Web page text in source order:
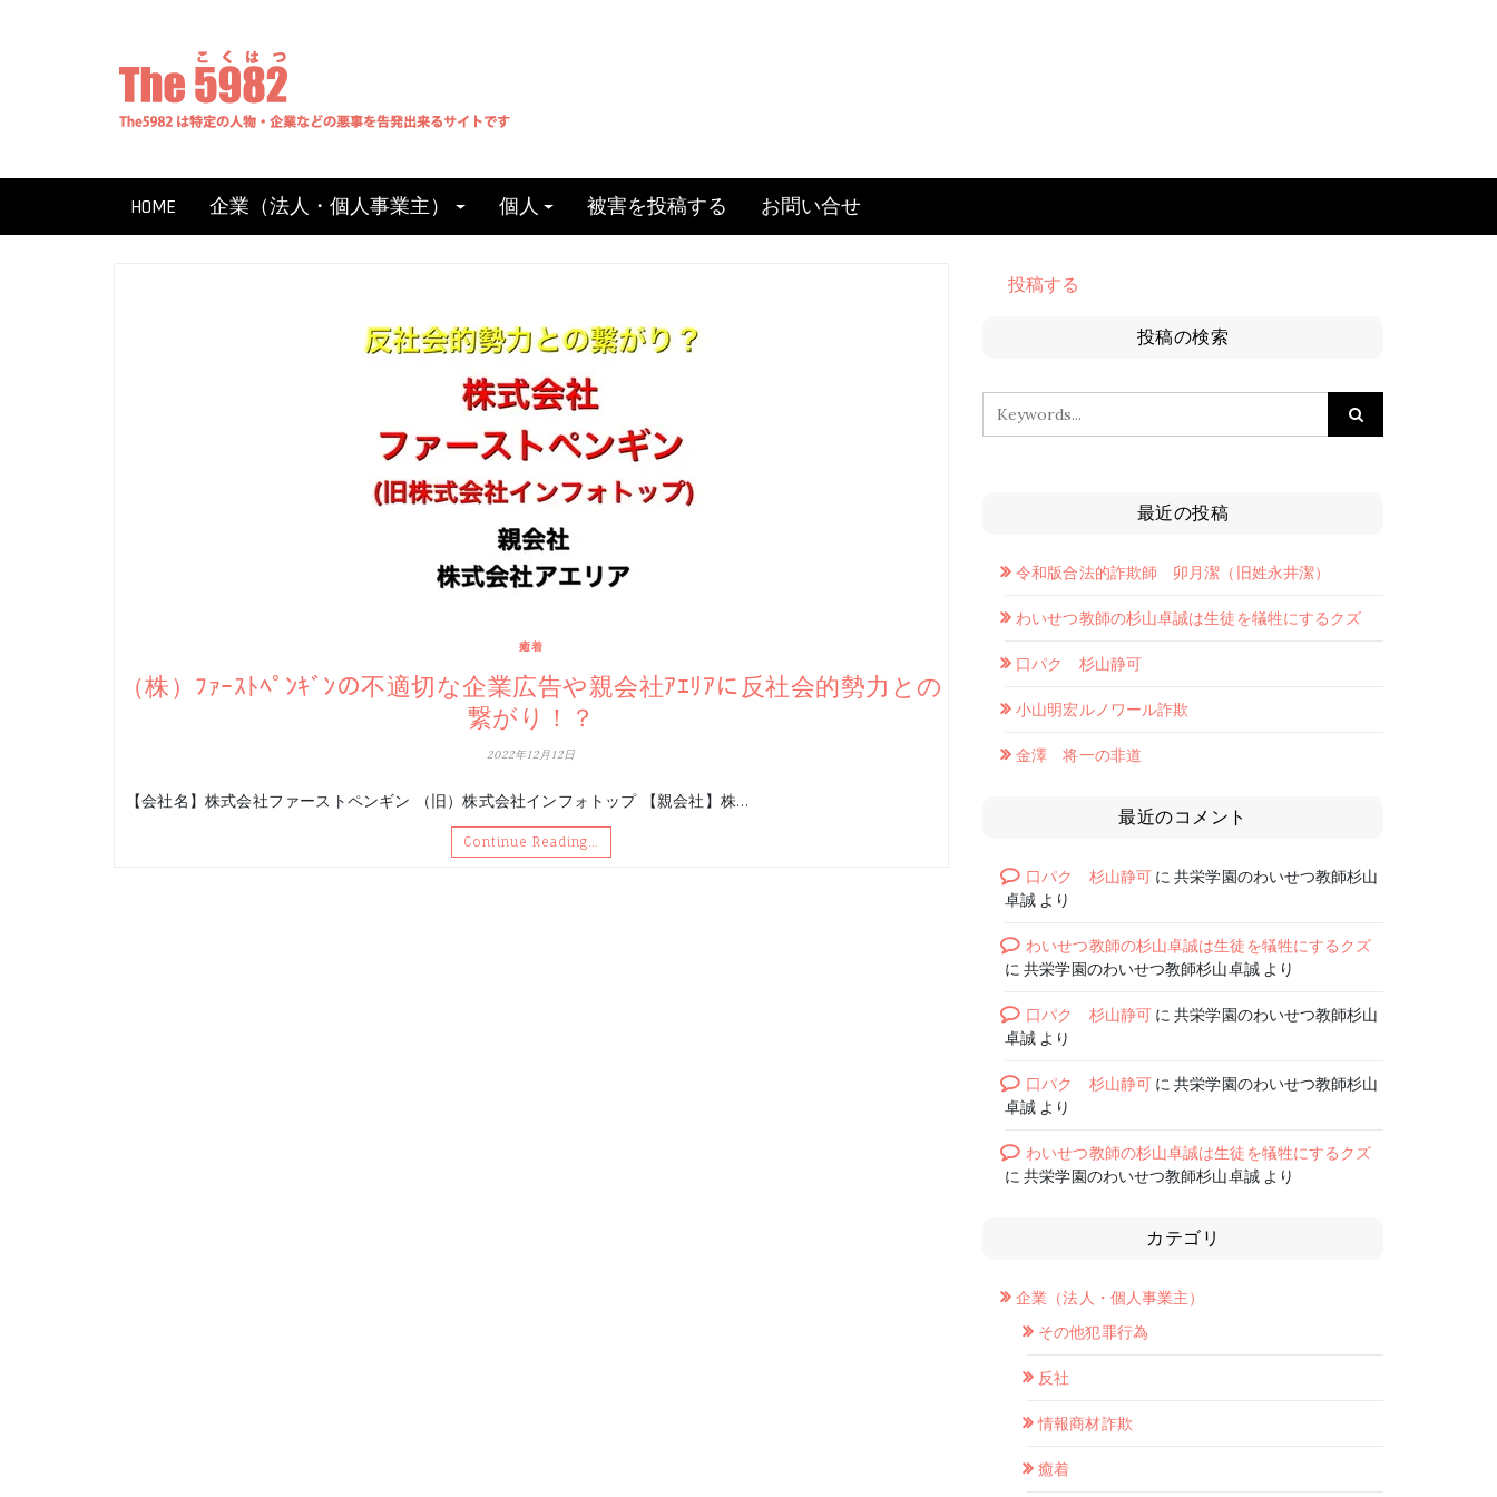
HOME 企業（法人・個人事業主） 個人 被害を投稿する お問い合せ
癒着
（株）ﾌｧｰｽﾄﾍﾟﾝｷﾞﾝの不適切な企業広告や親会社ｱｴﾘｱに反社会的勢力との
繋がり！？
2022年12月12日
【会社名】株式会社ファーストペンギン （旧）株式会社インフォトップ 【親会社】株…
Continue Reading…
投稿する
投稿の検索
最近の投稿
令和版合法的詐欺師 卯月潔（旧姓永井潔）
わいせつ教師の杉山卓誠は生徒を犠牲にするクズ
口パク 杉山静可
小山明宏ルノワール詐欺
金澤 将一の非道
最近のコメント
口パク 杉山静可に共栄学園のわいせつ教師杉山
卓誠 より
わいせつ教師の杉山卓誠は生徒を犠牲にするクズ
に共栄学園のわいせつ教師杉山卓誠より
口パク 杉山静可に共栄学園のわいせつ教師杉山
卓誠 より
口パク 杉山静可に共栄学園のわいせつ教師杉山
卓誠 より
わいせつ教師の杉山卓誠は生徒を犠牲にするクズ
に共栄学園のわいせつ教師杉山卓誠より
カテゴリ
企業（法人・個人事業主）
その他犯罪行為
反社
情報商材詐欺
癒着